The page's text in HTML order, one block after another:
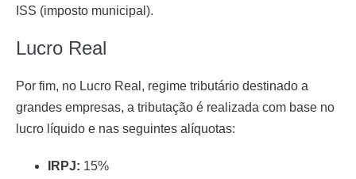
ISS (imposto municipal).
Lucro Real
Por fim, no Lucro Real, regime tributário destinado a
grandes empresas, a tributação é realizada com base no
lucro líquido e nas seguintes alíquotas:
IRPJ: 15%